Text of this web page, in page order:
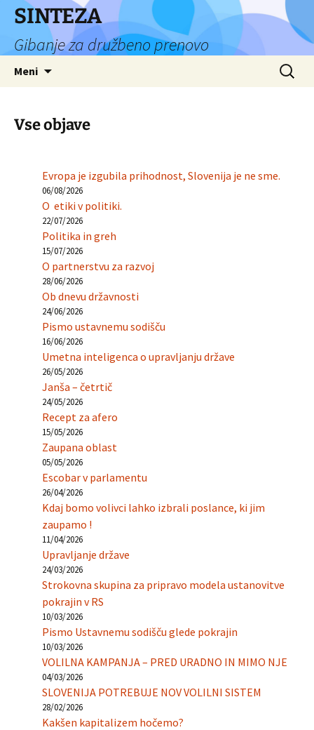
Preskoči
vsebino
SINTEZA
Gibanje za družbeno prenovo
Meni Išči:
Vse objave
Evropa je izgubila prihodnost, Slovenija je ne sme.
06/08/2026
O etiki v politiki.
22/07/2026
Politika in greh
15/07/2026
O partnerstvu za razvoj
28/06/2026
Ob dnevu državnosti
24/06/2026
Pismo ustavnemu sodišču
16/06/2026
Umetna inteligenca o upravljanju države
26/05/2026
Janša – četrtič
24/05/2026
Recept za afero
15/05/2026
Zaupana oblast
05/05/2026
Escobar v parlamentu
26/04/2026
Kdaj bomo volivci lahko izbrali poslance, ki jim
zaupamo !
11/04/2026
Upravljanje države
24/03/2026
Strokovna skupina za pripravo modela ustanovitve
pokrajin v RS
10/03/2026
Pismo Ustavnemu sodišču glede pokrajin
10/03/2026
VOLILNA KAMPANJA – PRED URADNO IN MIMO NJE
04/03/2026
SLOVENIJA POTREBUJE NOV VOLILNI SISTEM
28/02/2026
Kakšen kapitalizem hočemo?